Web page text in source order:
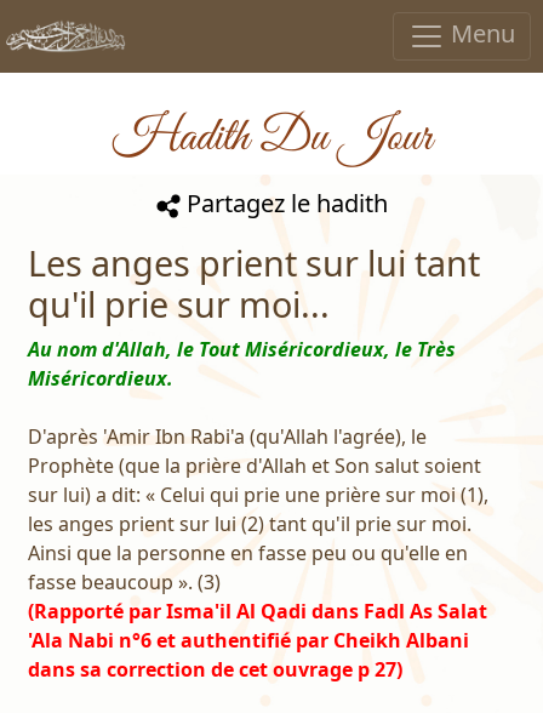
Menu
Hadith Du Jour
Partagez le hadith
Les anges prient sur lui tant
qu'il prie sur moi...
Au nom d'Allah, le Tout Miséricordieux, le Très
Miséricordieux.
D'après 'Amir Ibn Rabi'a (qu'Allah l'agrée), le
Prophète (que la prière d'Allah et Son salut soient
sur lui) a dit: « Celui qui prie une prière sur moi (1),
les anges prient sur lui (2) tant qu'il prie sur moi.
Ainsi que la personne en fasse peu ou qu'elle en
fasse beaucoup ». (3)
(Rapporté par Isma'il Al Qadi dans Fadl As Salat
'Ala Nabi n°6 et authentifié par Cheikh Albani
dans sa correction de cet ouvrage p 27)